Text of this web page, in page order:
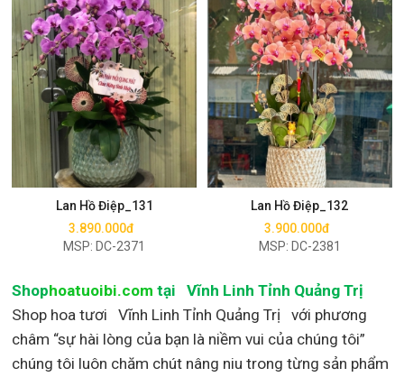
Lan Hồ Điệp_131
3.890.000đ
MSP: DC-2371
Mua ngay
Lan Hồ Điệp_132
3.900.000đ
MSP: DC-2381
Mua ngay
Shophoatuoibi.com tại Vĩnh Linh Tỉnh Quảng Trị
Shop hoa tươi Vĩnh Linh Tỉnh Quảng Trị với phương
châm “sự hài lòng của bạn là niềm vui của chúng tôi”
chúng tôi luôn chăm chút nâng niu trong từng sản phẩm